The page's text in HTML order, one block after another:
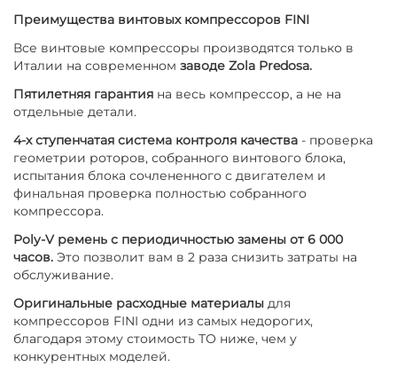
Преимущества винтовых компрессоров FINI
Все винтовые компрессоры производятся только в
Италии на современномзаводе Zola Predosa.
Пятилетняя гарантия на весь компрессор, а не на
отдельные детали.
4-х ступенчатая система контроля качества - проверка
геометрии роторов, собранного винтового блока,
испытания блока сочлененного с двигателем и
финальная проверка полностью собранного
компрессора.
Poly-V ремень с периодичностью замены от 6 000
часов.Это позволит вам в 2 раза снизить затраты на
обслуживание.
Оригинальные расходные материалы для
компрессоров FINI одни из самых недорогих,
благодаря этому стоимость ТО ниже, чем у
конкурентных моделей.